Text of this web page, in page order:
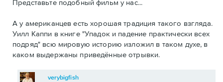
Представьте подобный фильм у нас...
А у американцев есть хорошая традиция такого взгляда.
Уилл Каппи в книге "Упадок и падение практически всех
подряд" всю мировую историю изложил в таком духе, в
каком выдержаны приведённые отрывки.
verybigfish